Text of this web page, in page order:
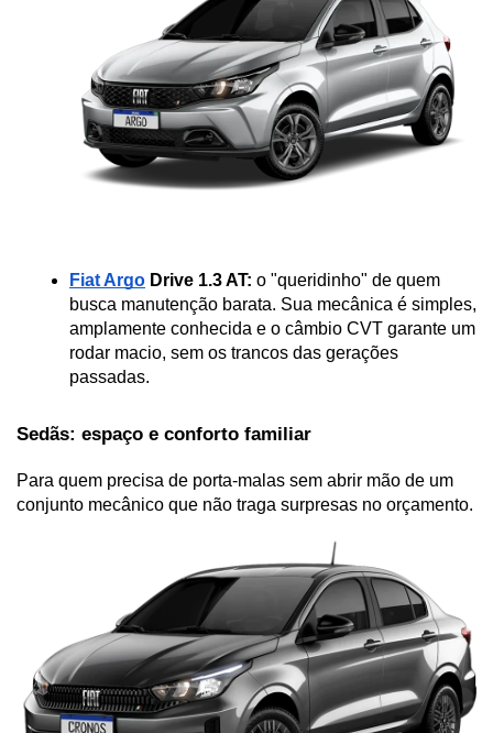
Fiat Argo Drive 1.3 AT: o "queridinho" de quem
busca manutenção barata. Sua mecânica é simples,
amplamente conhecida e o câmbio CVT garante um
rodar macio, sem os trancos das gerações
passadas.
Sedãs: espaço e conforto familiar
Para quem precisa de porta-malas sem abrir mão de um
conjunto mecânico que não traga surpresas no orçamento.